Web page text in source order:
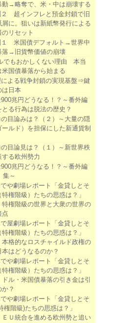
動→略奪で、米・中は崩壊する
２ 超インフレと預金封鎖で旧
屑に。狙いは新紙幣発行による
リセット
１ 米国債デフォルト→世界中
落→旧貨幣価値の崩壊
でもおかしくない理由 本当
米国債暴落から始まる
よる戦争封鎖の実現基盤⇒鍵
は日本
900兆円どうなる！？～番外編
とる行為は脱法の歴史？
目論みは？（２）～大量の隠
ールド）を担保にした新通貨制
目論見は？（１）～新世界秩
する欧州勢力
900兆円どうなる！？～番外編
集～
や劇場レポート「金貸しとそ
権階級）たちの思惑は？」
権階級の世界と大衆の世界の
点
屋劇場レポート「金貸しとそ
権階級）たちの思惑は？」
格的なロスチャイルド政権の
はどうなるのか？
や劇場レポート「金貸しとそ
権階級）たちの思惑は？」
ル・米国債暴落の引き金は引
？
や劇場レポート「金貸しとそ
権階級)たちの思惑は？」
Ｕ統合を進める欧州勢と追い